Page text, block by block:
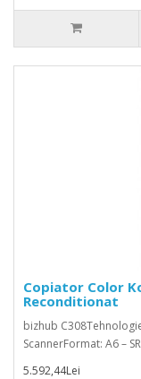
Copiator Color
Reconditionat
bizhub
ScannerFormat: A6 –
5.592,44Lei